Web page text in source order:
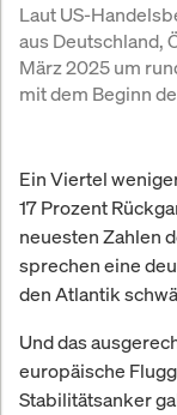
Laut US-
aus Deutschland,
März 2025 um
mit dem Beginn
Ein Viertel
17 Prozent
neuesten Zahlen
sprechen eine
den Atlantik
Und das
europäische
Stabilitätsanker